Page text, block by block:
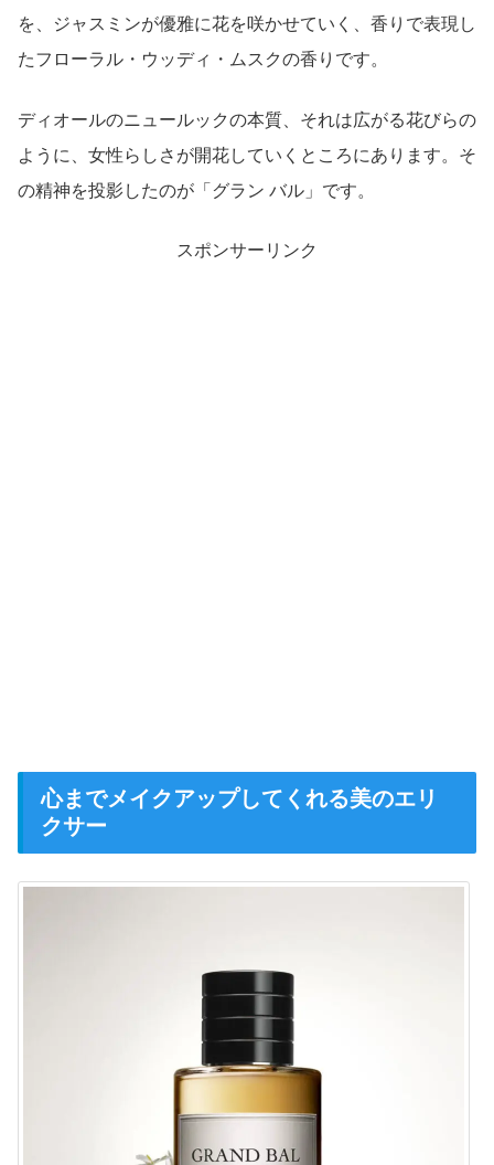
を、ジャスミンが優雅に花を咲かせていく、香りで表現し
たフローラル・ウッディ・ムスクの香りです。
ディオールのニュールックの本質、それは広がる花びらの
ように、女性らしさが開花していくところにあります。そ
の精神を投影したのが「グラン バル」です。
スポンサーリンク
心までメイクアップしてくれる美のエリ
クサー